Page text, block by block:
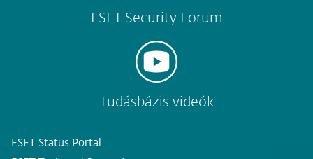
ESET Security Forum
Tudásbázis videók
ESET Status Portal